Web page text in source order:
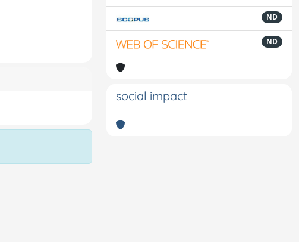
ND
ND
social impact